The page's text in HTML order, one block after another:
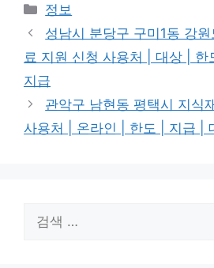
카
테
리
정보
성남시 분당구 구미1동 강
료 지원 신청 사용처 | 대상 | 한
지급
관악구 남현동 평택시 지식
사용처 | 온라인 | 한도 | 지급 |
색: